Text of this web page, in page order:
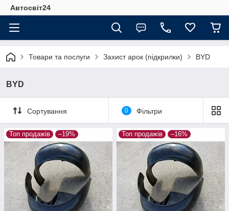
Автосвіт24
Товари та послуги Захист арок (підкрилки) BYD
BYD
Сортування 0 Фільтри
Топ продажів –19% Топ продажів –16%